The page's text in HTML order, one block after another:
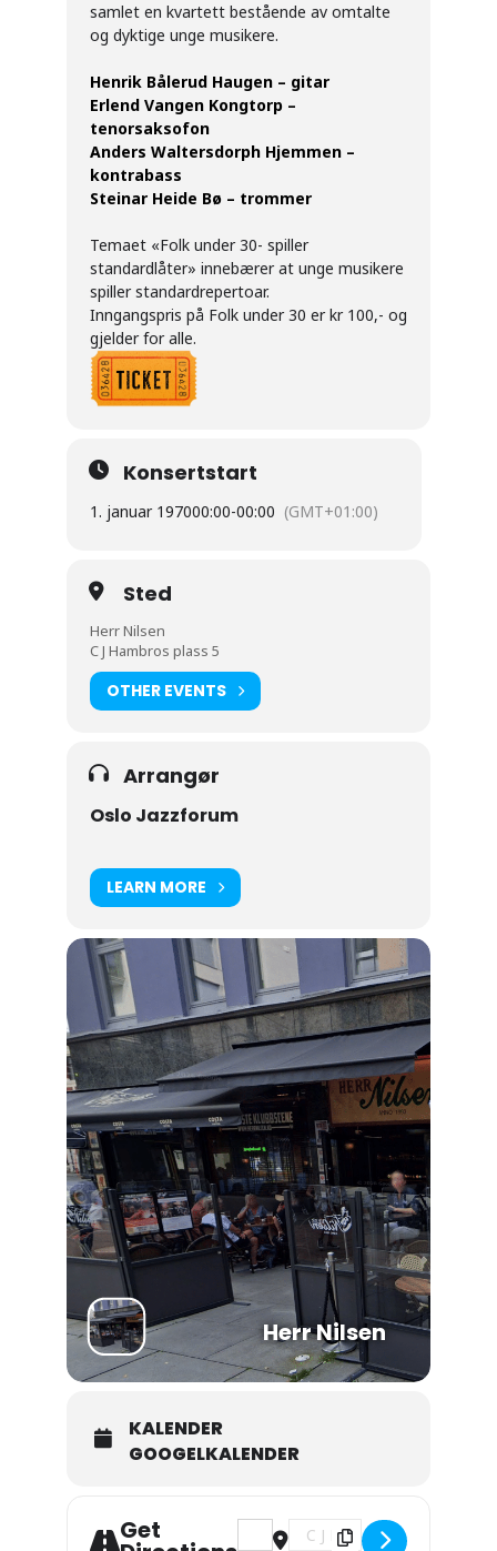
samlet en kvartett bestående av omtalte
og dyktige unge musikere.
Henrik Bålerud Haugen – gitar
Erlend Vangen Kongtorp –
tenorsaksofon
Anders Waltersdorph Hjemmen –
kontrabass
Steinar Heide Bø – trommer
Temaet «Folk under 30- spiller
standardlåter» innebærer at unge musikere
spiller standardrepertoar.
Inngangspris på Folk under 30 er kr 100,- og
gjelder for alle.
Konsertstart
1. januar 197000:00-00:00 (GMT+01:00)
Sted
Herr Nilsen
C J Hambros plass 5
OTHER EVENTS
Arrangør
Oslo Jazzforum
LEARN MORE
Herr Nilsen
KALENDER
GOOGELKALENDER
Get Address - Folk under 30 spiller
Destination Address - Folk